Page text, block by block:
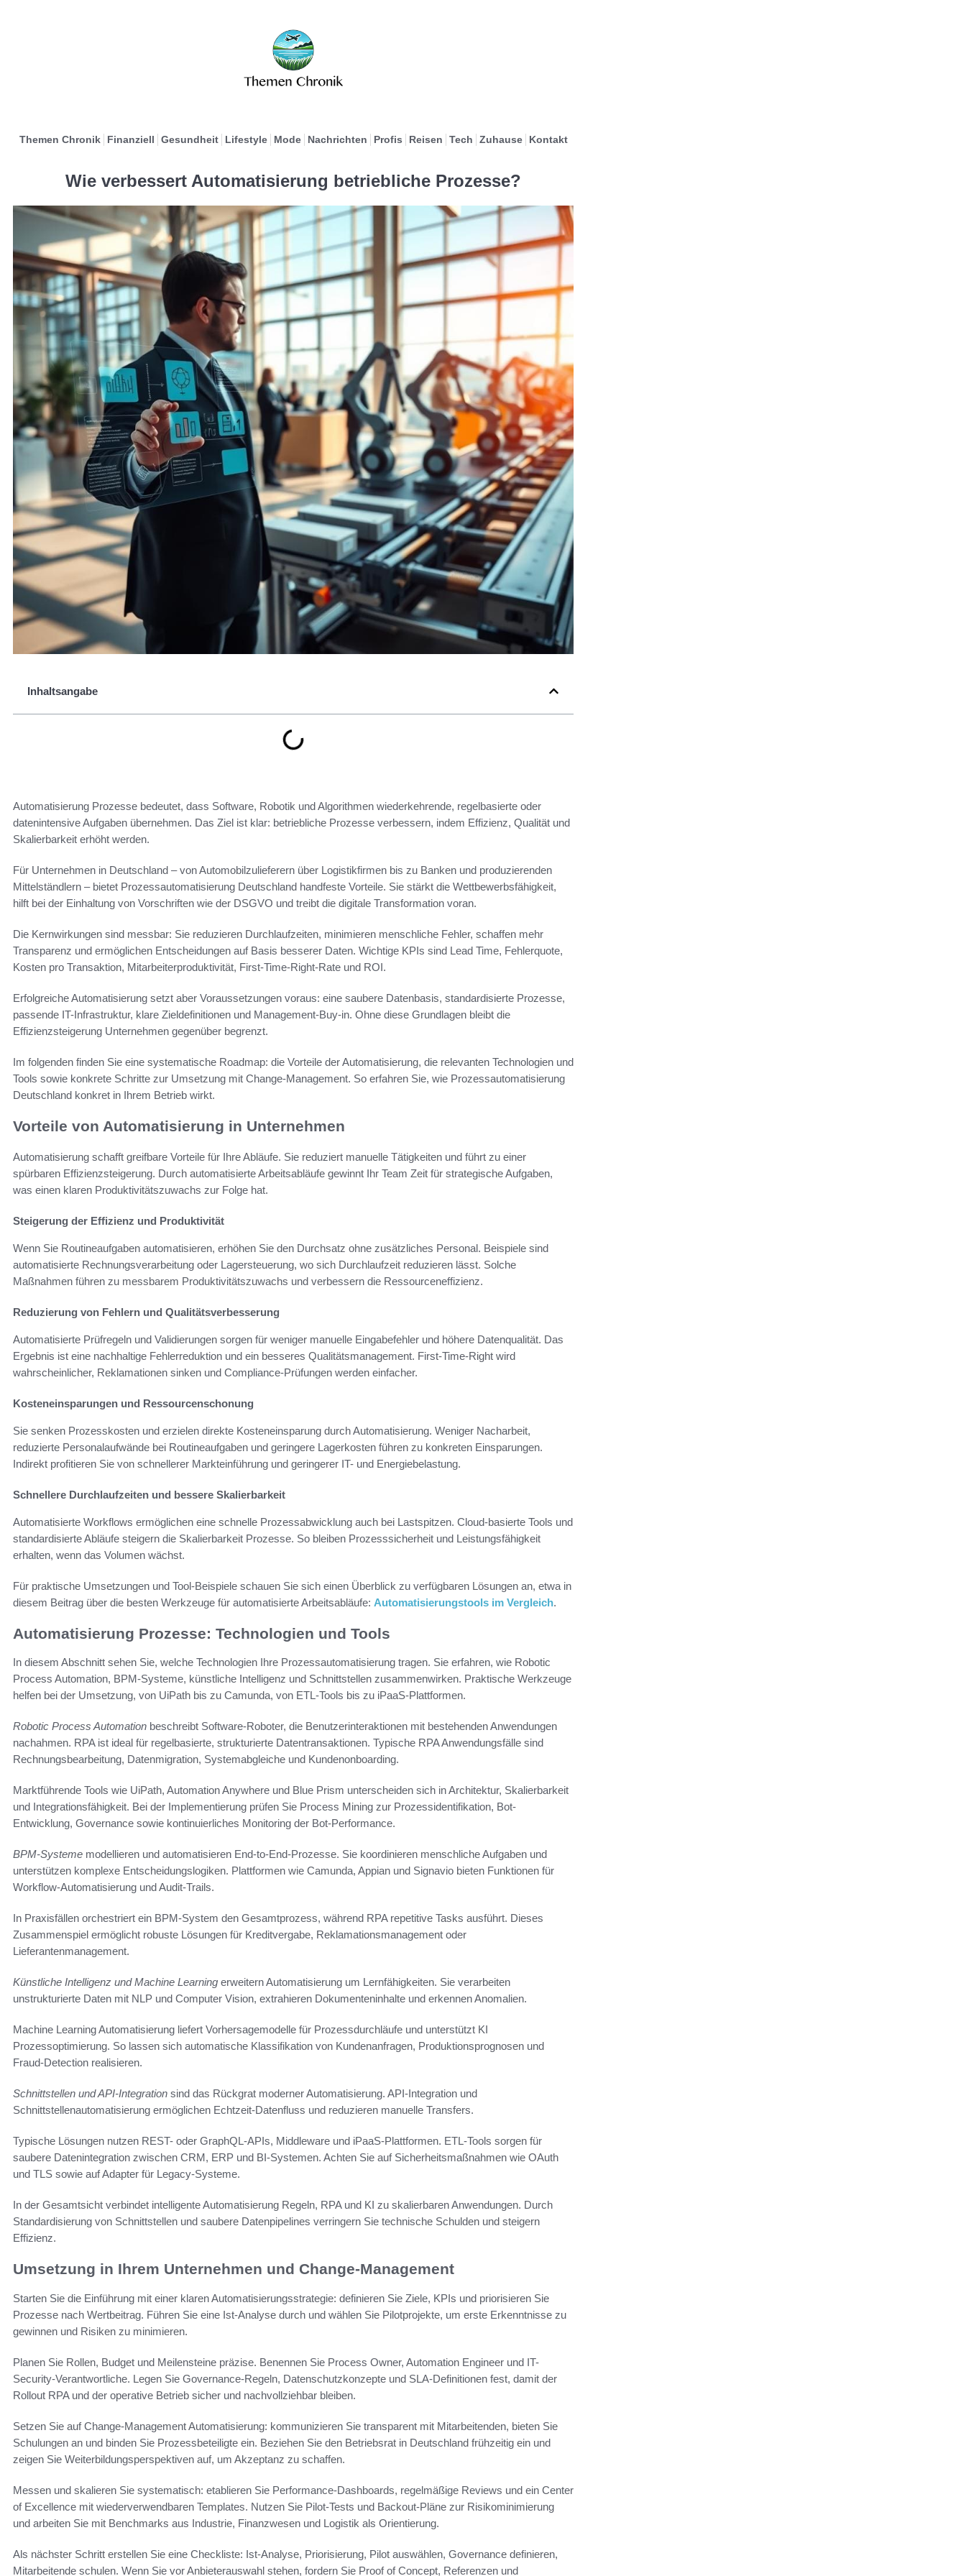
Themen Chronik Finanziell Gesundheit Lifestyle Mode Nachrichten Profis Reisen Tech Zuhause Kontakt
Wie verbessert Automatisierung betriebliche Prozesse?
Inhaltsangabe
Automatisierung Prozesse bedeutet, dass Software, Robotik und Algorithmen wiederkehrende, regelbasierte oder
datenintensive Aufgaben übernehmen. Das Ziel ist klar: betriebliche Prozesse verbessern, indem Effizienz, Qualität und
Skalierbarkeit erhöht werden.
Für Unternehmen in Deutschland – von Automobilzulieferern über Logistikfirmen bis zu Banken und produzierenden
Mittelständlern – bietet Prozessautomatisierung Deutschland handfeste Vorteile. Sie stärkt die Wettbewerbsfähigkeit,
hilft bei der Einhaltung von Vorschriften wie der DSGVO und treibt die digitale Transformation voran.
Die Kernwirkungen sind messbar: Sie reduzieren Durchlaufzeiten, minimieren menschliche Fehler, schaffen mehr
Transparenz und ermöglichen Entscheidungen auf Basis besserer Daten. Wichtige KPIs sind Lead Time, Fehlerquote,
Kosten pro Transaktion, Mitarbeiterproduktivität, First-Time-Right-Rate und ROI.
Erfolgreiche Automatisierung setzt aber Voraussetzungen voraus: eine saubere Datenbasis, standardisierte Prozesse,
passende IT-Infrastruktur, klare Zieldefinitionen und Management-Buy-in. Ohne diese Grundlagen bleibt die
Effizienzsteigerung Unternehmen gegenüber begrenzt.
Im folgenden finden Sie eine systematische Roadmap: die Vorteile der Automatisierung, die relevanten Technologien und
Tools sowie konkrete Schritte zur Umsetzung mit Change-Management. So erfahren Sie, wie Prozessautomatisierung
Deutschland konkret in Ihrem Betrieb wirkt.
Vorteile von Automatisierung in Unternehmen
Automatisierung schafft greifbare Vorteile für Ihre Abläufe. Sie reduziert manuelle Tätigkeiten und führt zu einer
spürbaren Effizienzsteigerung. Durch automatisierte Arbeitsabläufe gewinnt Ihr Team Zeit für strategische Aufgaben,
was einen klaren Produktivitätszuwachs zur Folge hat.
Steigerung der Effizienz und Produktivität
Wenn Sie Routineaufgaben automatisieren, erhöhen Sie den Durchsatz ohne zusätzliches Personal. Beispiele sind
automatisierte Rechnungsverarbeitung oder Lagersteuerung, wo sich Durchlaufzeit reduzieren lässt. Solche
Maßnahmen führen zu messbarem Produktivitätszuwachs und verbessern die Ressourceneffizienz.
Reduzierung von Fehlern und Qualitätsverbesserung
Automatisierte Prüfregeln und Validierungen sorgen für weniger manuelle Eingabefehler und höhere Datenqualität. Das
Ergebnis ist eine nachhaltige Fehlerreduktion und ein besseres Qualitätsmanagement. First-Time-Right wird
wahrscheinlicher, Reklamationen sinken und Compliance-Prüfungen werden einfacher.
Kosteneinsparungen und Ressourcenschonung
Sie senken Prozesskosten und erzielen direkte Kosteneinsparung durch Automatisierung. Weniger Nacharbeit,
reduzierte Personalaufwände bei Routineaufgaben und geringere Lagerkosten führen zu konkreten Einsparungen.
Indirekt profitieren Sie von schnellerer Markteinführung und geringerer IT- und Energiebelastung.
Schnellere Durchlaufzeiten und bessere Skalierbarkeit
Automatisierte Workflows ermöglichen eine schnelle Prozessabwicklung auch bei Lastspitzen. Cloud-basierte Tools und
standardisierte Abläufe steigern die Skalierbarkeit Prozesse. So bleiben Prozesssicherheit und Leistungsfähigkeit
erhalten, wenn das Volumen wächst.
Für praktische Umsetzungen und Tool-Beispiele schauen Sie sich einen Überblick zu verfügbaren Lösungen an, etwa in
diesem Beitrag über die besten Werkzeuge für automatisierte Arbeitsabläufe: Automatisierungstools im Vergleich.
Automatisierung Prozesse: Technologien und Tools
In diesem Abschnitt sehen Sie, welche Technologien Ihre Prozessautomatisierung tragen. Sie erfahren, wie Robotic
Process Automation, BPM-Systeme, künstliche Intelligenz und Schnittstellen zusammenwirken. Praktische Werkzeuge
helfen bei der Umsetzung, von UiPath bis zu Camunda, von ETL-Tools bis zu iPaaS-Plattformen.
Robotic Process Automation beschreibt Software-Roboter, die Benutzerinteraktionen mit bestehenden Anwendungen
nachahmen. RPA ist ideal für regelbasierte, strukturierte Datentransaktionen. Typische RPA Anwendungsfälle sind
Rechnungsbearbeitung, Datenmigration, Systemabgleiche und Kundenonboarding.
Marktführende Tools wie UiPath, Automation Anywhere und Blue Prism unterscheiden sich in Architektur, Skalierbarkeit
und Integrationsfähigkeit. Bei der Implementierung prüfen Sie Process Mining zur Prozessidentifikation, Bot-
Entwicklung, Governance sowie kontinuierliches Monitoring der Bot-Performance.
BPM-Systeme modellieren und automatisieren End-to-End-Prozesse. Sie koordinieren menschliche Aufgaben und
unterstützen komplexe Entscheidungslogiken. Plattformen wie Camunda, Appian und Signavio bieten Funktionen für
Workflow-Automatisierung und Audit-Trails.
In Praxisfällen orchestriert ein BPM-System den Gesamtprozess, während RPA repetitive Tasks ausführt. Dieses
Zusammenspiel ermöglicht robuste Lösungen für Kreditvergabe, Reklamationsmanagement oder
Lieferantenmanagement.
Künstliche Intelligenz und Machine Learning erweitern Automatisierung um Lernfähigkeiten. Sie verarbeiten
unstrukturierte Daten mit NLP und Computer Vision, extrahieren Dokumenteninhalte und erkennen Anomalien.
Machine Learning Automatisierung liefert Vorhersagemodelle für Prozessdurchläufe und unterstützt KI
Prozessoptimierung. So lassen sich automatische Klassifikation von Kundenanfragen, Produktionsprognosen und
Fraud-Detection realisieren.
Schnittstellen und API-Integration sind das Rückgrat moderner Automatisierung. API-Integration und
Schnittstellenautomatisierung ermöglichen Echtzeit-Datenfluss und reduzieren manuelle Transfers.
Typische Lösungen nutzen REST- oder GraphQL-APIs, Middleware und iPaaS-Plattformen. ETL-Tools sorgen für
saubere Datenintegration zwischen CRM, ERP und BI-Systemen. Achten Sie auf Sicherheitsmaßnahmen wie OAuth
und TLS sowie auf Adapter für Legacy-Systeme.
In der Gesamtsicht verbindet intelligente Automatisierung Regeln, RPA und KI zu skalierbaren Anwendungen. Durch
Standardisierung von Schnittstellen und saubere Datenpipelines verringern Sie technische Schulden und steigern
Effizienz.
Umsetzung in Ihrem Unternehmen und Change-Management
Starten Sie die Einführung mit einer klaren Automatisierungsstrategie: definieren Sie Ziele, KPIs und priorisieren Sie
Prozesse nach Wertbeitrag. Führen Sie eine Ist-Analyse durch und wählen Sie Pilotprojekte, um erste Erkenntnisse zu
gewinnen und Risiken zu minimieren.
Planen Sie Rollen, Budget und Meilensteine präzise. Benennen Sie Process Owner, Automation Engineer und IT-
Security-Verantwortliche. Legen Sie Governance-Regeln, Datenschutzkonzepte und SLA-Definitionen fest, damit der
Rollout RPA und der operative Betrieb sicher und nachvollziehbar bleiben.
Setzen Sie auf Change-Management Automatisierung: kommunizieren Sie transparent mit Mitarbeitenden, bieten Sie
Schulungen an und binden Sie Prozessbeteiligte ein. Beziehen Sie den Betriebsrat in Deutschland frühzeitig ein und
zeigen Sie Weiterbildungsperspektiven auf, um Akzeptanz zu schaffen.
Messen und skalieren Sie systematisch: etablieren Sie Performance-Dashboards, regelmäßige Reviews und ein Center
of Excellence mit wiederverwendbaren Templates. Nutzen Sie Pilot-Tests und Backout-Pläne zur Risikominimierung
und arbeiten Sie mit Benchmarks aus Industrie, Finanzwesen und Logistik als Orientierung.
Als nächster Schritt erstellen Sie eine Checkliste: Ist-Analyse, Priorisierung, Pilot auswählen, Governance definieren,
Mitarbeitende schulen. Wenn Sie vor Anbieterauswahl stehen, fordern Sie Proof of Concept, Referenzen und